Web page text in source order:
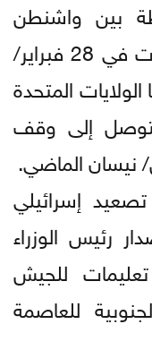
بين واشنطن
وطهران لإنهاء الحرب التي بدأت في 28 فبراير/
المتحدة
إلى وقف
إسرائيلي
رئيس الوزراء
تعليمات للجيش
للعاصمة